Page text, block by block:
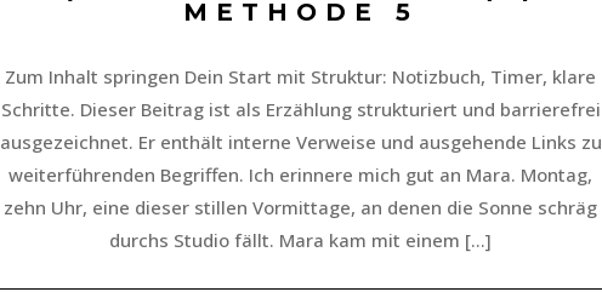
METHODE 5
Zum Inhalt springen Dein Start mit Struktur: Notizbuch, Timer, klare
Schritte. Dieser Beitrag ist als Erzählung strukturiert und barrierefrei
ausgezeichnet. Er enthält interne Verweise und ausgehende Links zu
weiterführenden Begriffen. Ich erinnere mich gut an Mara. Montag,
zehn Uhr, eine dieser stillen Vormittage, an denen die Sonne schräg
durchs Studio fällt. Mara kam mit einem […]